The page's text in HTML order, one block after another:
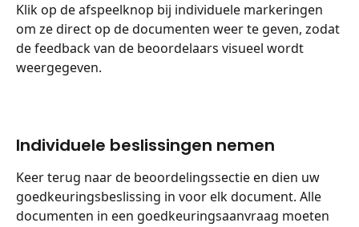
Klik op de afspeelknop bij individuele markeringen
om ze direct op de documenten weer te geven, zodat
de feedback van de beoordelaars visueel wordt
weergegeven.
Individuele beslissingen nemen
Keer terug naar de beoordelingssectie en dien uw
goedkeuringsbeslissing in voor elk document. Alle
documenten in een goedkeuringsaanvraag moeten